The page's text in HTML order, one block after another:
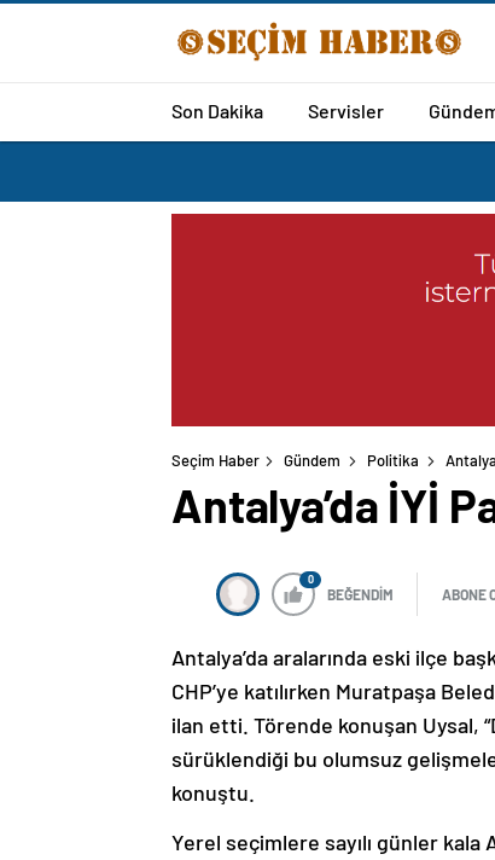
Son Dakika Servisler
Seçim Haber Gündem Politika
Antalya’da İYİ
0
BEĞENDİM ABONE
Antalya’da aralarında eski ilçe
CHP’ye katılırken Muratpaşa
ilan etti. Törende konuşan Uysal,
sürüklendiği bu olumsuz
konuştu.
Yerel seçimlere sayılı günler kala